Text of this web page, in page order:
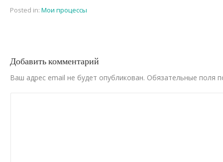
Posted in: Мои процессы
Добавить комментарий
Ваш адрес email не будет опубликован. Обязательные поля